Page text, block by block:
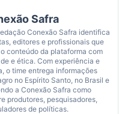
Safra
Conexão Safra identifica
editores e profissionais que
conteúdo da plataforma com
e ética. Com experiência e
o time entrega informações
no Espírito Santo, no Brasil e
a Conexão Safra como
produtores, pesquisadores,
de políticas.